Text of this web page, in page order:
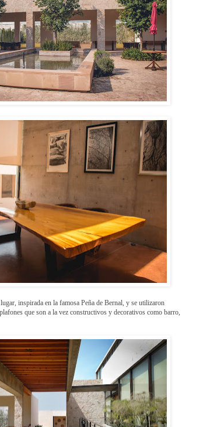
inspirada en la famosa Peña de Bernal, y se utilizaron
que son a la vez constructivos y decorativos como barro,